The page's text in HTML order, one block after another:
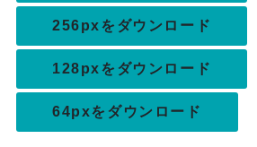
256pxをダウンロード
128pxをダウンロード
64pxをダウンロード